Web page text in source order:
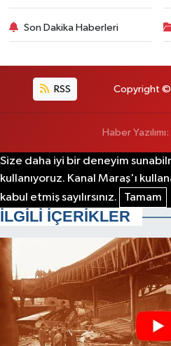
Son Dakika Haberleri
RSS Copyright ©
Haber Yazılımı:
Size daha iyi bir deneyim
kullanıyoruz. Kanal Maraş'ı
kabul etmiş sayılırsınız.
Tamam